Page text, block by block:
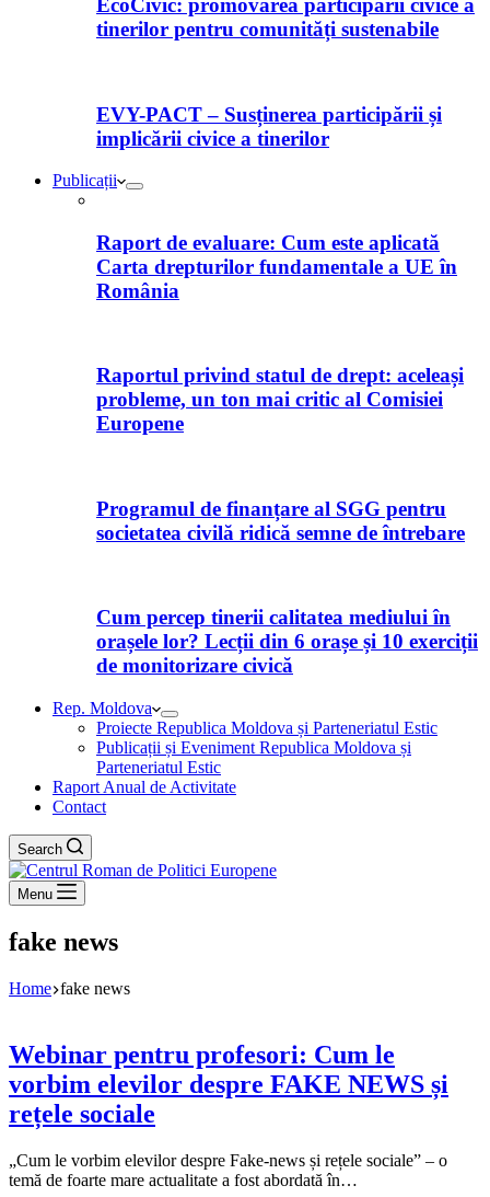
EcoCivic: promovarea participării civice a
tinerilor pentru comunități sustenabile
EVY-PACT – Susținerea participării și
implicării civice a tinerilor
Publicații
Raport de evaluare: Cum este aplicată
Carta drepturilor fundamentale a UE în
România
Raportul privind statul de drept: aceleași
probleme, un ton mai critic al Comisiei
Europene
Programul de finanțare al SGG pentru
societatea civilă ridică semne de întrebare
Cum percep tinerii calitatea mediului în
orașele lor? Lecții din 6 orașe și 10 exerciții
de monitorizare civică
Rep. Moldova
Proiecte Republica Moldova și Parteneriatul Estic
Publicații și Eveniment Republica Moldova și
Parteneriatul Estic
Raport Anual de Activitate
Contact
Search
Menu
fake news
Home fake news
Webinar pentru profesori: Cum le
vorbim elevilor despre FAKE NEWS și
rețele sociale
„Cum le vorbim elevilor despre Fake-news și rețele sociale” – o
temă de foarte mare actualitate a fost abordată în…